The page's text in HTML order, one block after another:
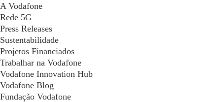
A Vodafone
Rede 5G
Press Releases
Sustentabilidade
Projetos Financiados
Trabalhar na Vodafone
Vodafone Innovation Hub
Vodafone Blog
Fundação Vodafone